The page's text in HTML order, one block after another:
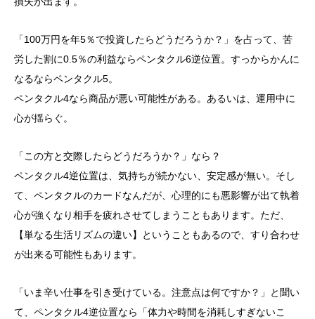
「100万円を年5％で投資したらどうだろうか？」を占って、苦
労した割に0.5％の利益ならペンタクル6逆位置。すっからかんに
なるならペンタクル5。
ペンタクル4なら商品が悪い可能性がある。あるいは、運用中に
心が揺らぐ。
「この方と交際したらどうだろうか？」なら？
ペンタクル4逆位置は、気持ちが続かない、安定感が無い。そし
て、ペンタクルのカードなんだが、心理的にも悪影響が出て執着
心が強くなり相手を疲れさせてしまうこともあります。ただ、
【単なる生活リズムの違い】ということもあるので、すり合わせ
が出来る可能性もあります。
「いま辛い仕事を引き受けている。注意点は何ですか？」と聞い
て、ペンタクル4逆位置なら「体力や時間を消耗しすぎないこ